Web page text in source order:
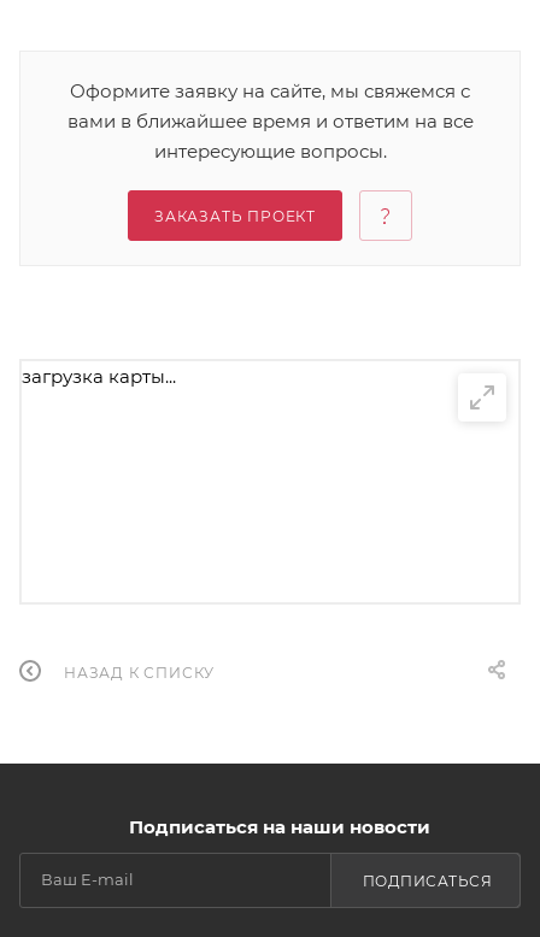
Оформите заявку на сайте, мы свяжемся с
вами в ближайшее время и ответим на все
интересующие вопросы.
ЗАКАЗАТЬ ПРОЕКТ
загрузка карты...
НАЗАД К СПИСКУ
Подписаться на наши новости
ПОДПИСАТЬСЯ